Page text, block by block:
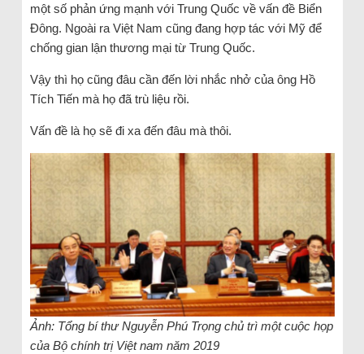
một số phản ứng mạnh với Trung Quốc về vấn đề Biển
Đông. Ngoài ra Việt Nam cũng đang hợp tác với Mỹ để
chống gian lận thương mại từ Trung Quốc.
Vậy thì họ cũng đâu cần đến lời nhắc nhở của ông Hồ
Tích Tiến mà họ đã trù liệu rồi.
Vấn đề là họ sẽ đi xa đến đâu mà thôi.
Ảnh: Tổng bí thư Nguyễn Phú Trọng chủ trì một cuộc họp
của Bộ chính trị Việt nam năm 2019